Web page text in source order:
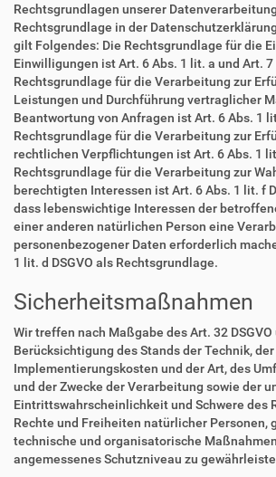
Rechtsgrundlagen unserer
Rechtsgrundlage in der
gilt Folgendes: Die Rechtsgrundlage für die
Einwilligungen ist Art. 6 Abs. 1 lit. a und Art. 7
Rechtsgrundlage für die Verarbeitung zur
Leistungen und Durchführung vertraglicher
Beantwortung von Anfragen ist Art. 6 Abs. 1
Rechtsgrundlage für die Verarbeitung zur
rechtlichen Verpflichtungen ist Art. 6 Abs. 1
Rechtsgrundlage für die Verarbeitung zur
berechtigten Interessen ist Art. 6 Abs. 1 lit. f
dass lebenswichtige Interessen der
einer anderen natürlichen Person eine
personenbezogener Daten erforderlich
1 lit. d DSGVO als Rechtsgrundlage.
Sicherheitsmaßnahmen
Wir treffen nach Maßgabe des Art. 32
Berücksichtigung des Stands der Technik, der
Implementierungskosten und der Art, des
und der Zwecke der Verarbeitung sowie der
Eintrittswahrscheinlichkeit und Schwere des
Rechte und Freiheiten natürlicher Personen,
technische und organisatorische
angemessenes Schutzniveau zu